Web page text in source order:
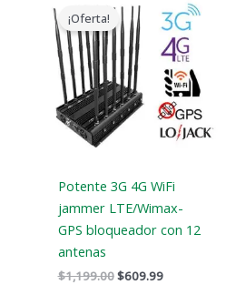
¡Oferta!
Potente 3G 4G WiFi
jammer LTE/Wimax-
GPS bloqueador con 12
antenas
$1,199.00
precio
original
era:
$1,199.00.
$609.99
precio
actual
es:
$609.99.